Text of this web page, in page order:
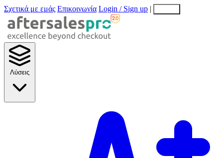
Σχετικά με εμάς Επικοινωνία Login / Sign up |
Λύσεις